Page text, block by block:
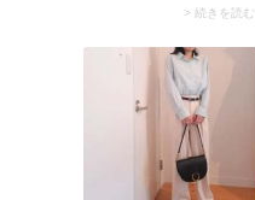
にバイカラー切り替えを施
のが魅力です。1枚で重ね着
しているように見えるた
め、テクニック不要でトレ
ンドのレイヤードコーデが
完成。シンプルなボトムに
合わせるだけでサマになり
> 続きを読む